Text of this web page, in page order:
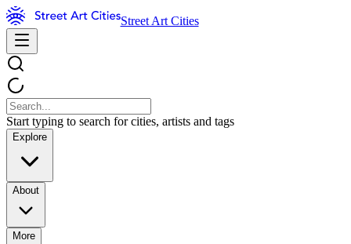
Street Art Cities
Start typing to search for cities, artists and tags
Explore
About
More